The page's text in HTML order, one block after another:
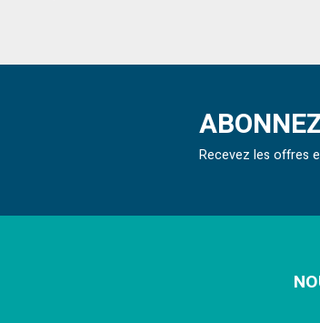
Recevez les offres